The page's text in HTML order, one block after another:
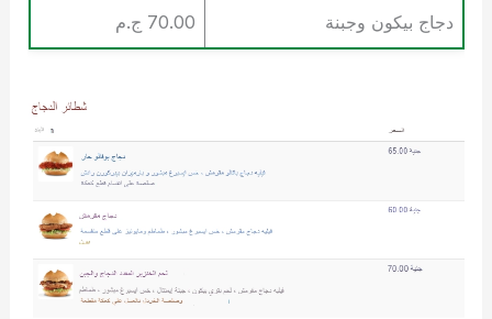
دجاج بيكون وجبنة 70.00 ج.م